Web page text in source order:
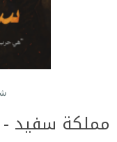
مملكة سفيد -